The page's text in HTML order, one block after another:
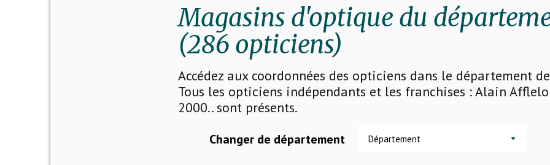
Magasins d'optique du
(286 opticiens)
Accédez aux coordonnées des opticiens dans le département
Tous les opticiens indépendants et les franchises : Alain
2000.. sont présents.
Changer de département Département